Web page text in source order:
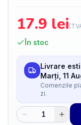
17.9 lei
În stoc
Livrare
Marți, 11
Comenzile
zi.